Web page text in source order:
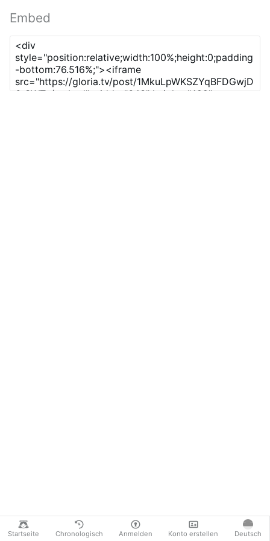
Startseite Chronologisch Anmelden Konto erstellen Deutsch
Embed